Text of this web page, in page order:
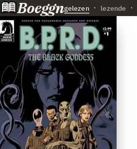
Boeggngelezen lezende